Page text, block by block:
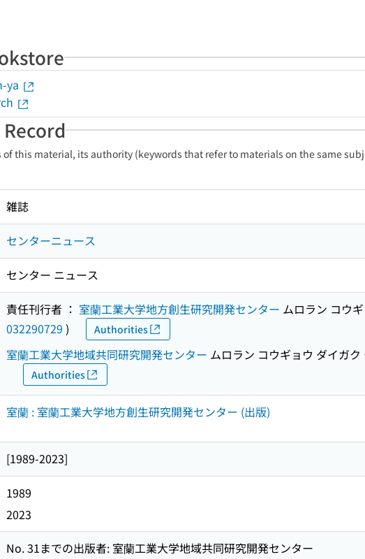
ya
of this material, its authority (keywords that refer to materials on the same
雑誌
センターニュース
センター ニュース
責任刊行者 ： 室蘭工業大学地方創生研究開発センター ムロラン コウ
032290729 ) Authorities
室蘭工業大学地域共同研究開発センター ムロラン コウギョウ ダイガ
Authorities
室蘭 : 室蘭工業大学地方創生研究開発センター (出版)
[1989-2023]
1989
2023
No. 31までの出版者: 室蘭工業大学地域共同研究開発センター